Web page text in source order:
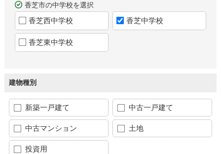
香芝市の中学校を選択
香芝西中学校 香芝中学校
香芝東中学校
建物種別
新築一戸建て 中古一戸建て
中古マンション 土地
投資用